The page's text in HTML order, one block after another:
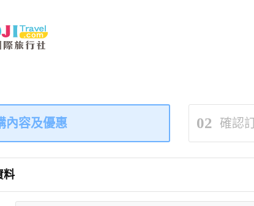
內容及優惠 02 確認
料